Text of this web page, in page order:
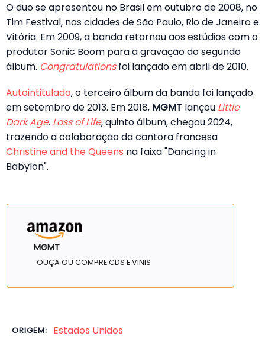
O duo se apresentou no Brasil em outubro de 2008, no
Tim Festival, nas cidades de São Paulo, Rio de Janeiro e
Vitória. Em 2009, a banda retornou aos estúdios com o
produtor Sonic Boom para a gravação do segundo
álbum. Congratulationsfoi lançado em abril de 2010.
Autointitulado, o terceiro álbum da banda foi lançado
em setembro de 2013. Em 2018, MGMT lançou Little
Dark Age. Loss of Life, quinto álbum, chegou 2024,
trazendo a colaboração da cantora francesa
Christine and the Queens na faixa "Dancing in
Babylon".
MGMT
OUÇA OU COMPRE CDS E VINIS
ORIGEM: Estados Unidos